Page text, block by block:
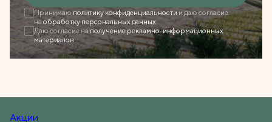
Принимаю политику конфиденциальностии даю согласие
наобработку персональных данных
Даю согласие на получение рекламно-информационных
материалов
Форма появится через3 сек
Закрыть
Акции